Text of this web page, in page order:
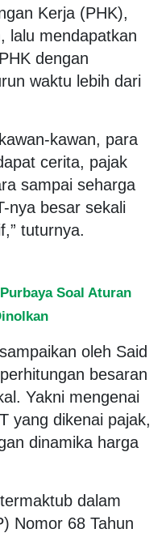
Kerja (PHK),
lalu mendapatkan
dengan
waktu lebih dari
kawan, para
cerita, pajak
sampai seharga
nya besar sekali
tuturnya.
Soal Aturan
oleh Said
besaran
Yakni mengenai
yang dikenai pajak,
dinamika harga
dalam
Nomor 68 Tahun